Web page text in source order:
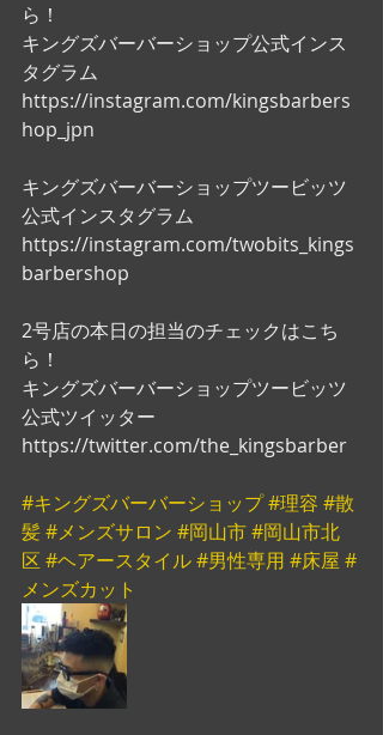
ら！
キングズバーバーショップ公式インス
タグラム
https://instagram.com/kingsbarbers
hop_jpn
キングズバーバーショップツービッツ
公式インスタグラム
https://instagram.com/twobits_kings
barbershop
2号店の本日の担当のチェックはこち
ら！
キングズバーバーショップツービッツ
公式ツイッター
https://twitter.com/the_kingsbarber
#キングズバーバーショップ#理容 #散
髪#メンズサロン #岡山市#岡山市北
区 #ヘアースタイル#男性専用 #床屋 #
メンズカット